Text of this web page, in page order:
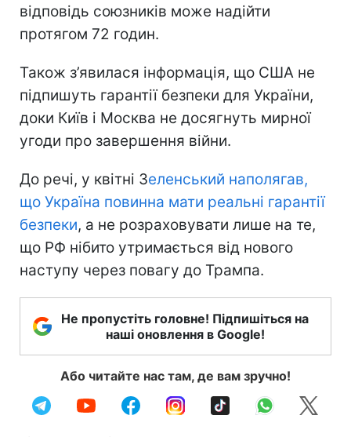
відповідь союзників може надійти
протягом 72 годин.
Також з’явилася інформація, що США не
підпишуть гарантії безпеки для України,
доки Київ і Москва не досягнуть мирної
угоди про завершення війни.
До речі, у квітні Зеленський наполягав,
що Україна повинна мати реальні гарантії
безпеки, а не розраховувати лише на те,
що РФ нібито утримається від нового
наступу через повагу до Трампа.
Не пропустіть головне! Підпишіться на
наші оновлення в Google!
Або читайте нас там, де вам зручно!